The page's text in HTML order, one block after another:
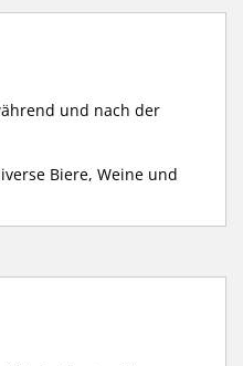
und nach der
Biere, Weine und